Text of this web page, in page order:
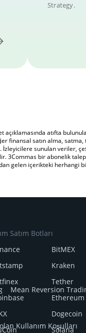
Strategy.
atıfta
finansal satın alma,
sunulan veriler,
bir abonelik
gelen içerikteki
Satım Botları
BitMEX
Kraken
Tether
Ethereum
Dogecoin
Solana
Mean Reversion
Kullanım Koşulları